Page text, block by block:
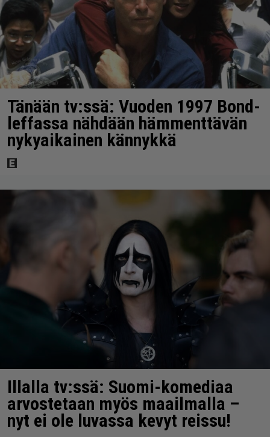
Tänään tv:ssä: Vuoden 1997 Bond-
leffassa nähdään hämmenttävän
nykyaikainen kännykkä
Illalla tv:ssä: Suomi-komediaa
arvostetaan myös maailmalla –
nyt ei ole luvassa kevyt reissu!